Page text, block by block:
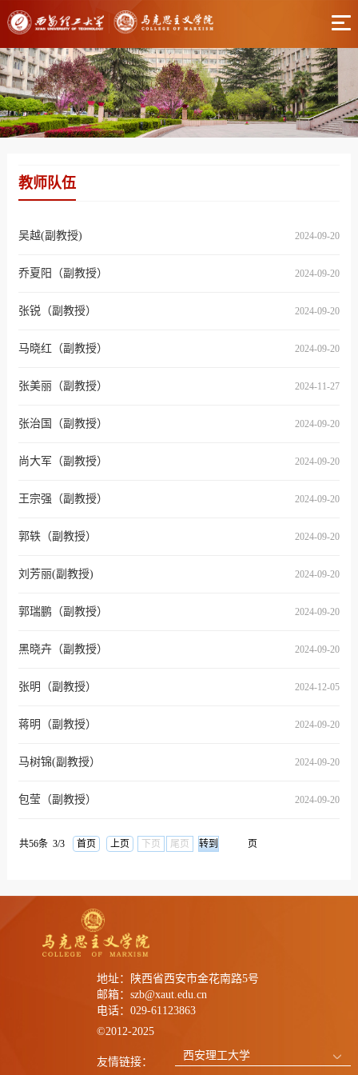
教师队伍
吴越(副教授) 2024-09-20
乔夏阳（副教授） 2024-09-20
张锐（副教授） 2024-09-20
马晓红（副教授） 2024-09-20
张美丽（副教授） 2024-11-27
张治国（副教授） 2024-09-20
尚大军（副教授） 2024-09-20
王宗强（副教授） 2024-09-20
郭轶（副教授） 2024-09-20
刘芳丽(副教授) 2024-09-20
郭瑞鹏（副教授） 2024-09-20
黑晓卉（副教授） 2024-09-20
张明（副教授） 2024-12-05
蒋明（副教授） 2024-09-20
马树锦(副教授） 2024-09-20
包莹（副教授） 2024-09-20
共56条 3/3 首页 上页 下页 尾页 页
地址：陕西省西安市金花南路5号
邮箱：szb@xaut.edu.cn
电话：029-61123863
©2012-2025
友情链接：
西安理工大学